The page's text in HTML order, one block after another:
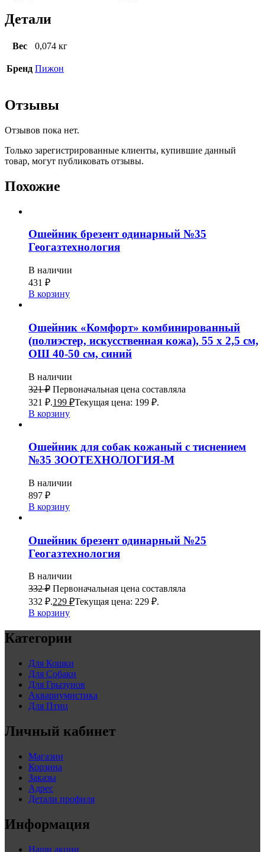
Детали
Вес 0,074 кг
Бренд Пижон
Отзывы
Отзывов пока нет.
Только зарегистрированные клиенты, купившие данный
товар, могут публиковать отзывы.
Похожие
Ошейник брезент одинарный №35
Геогазтехнология
В наличии
431 ₽
В корзину
Ошейник «Комфорт» комбинированный
(полиэстер, искусственная кожа), 55 х 2,5 см,
ОШ 40-50 см, синий
В наличии
321₽ Первоначальная цена составляла
321 ₽.199 ₽Текущая цена: 199 ₽.
В корзину
Ошейник для собак кожаный с тиснением
№35 ЗООТЕХНОЛОГИЯ-М
В наличии
897 ₽
В корзину
Ошейник брезент одинарный №25
Геогазтехнология
В наличии
332₽ Первоначальная цена составляла
332 ₽.229 ₽Текущая цена: 229 ₽.
В корзину
Категории
Для Кошки
Для Собаки
Для Грызунов
Аквариумистика
Для Птиц
Личный кабинет
Магазин
Корзина
Заказы
Адрес
Детали профиля
Информация
Наши акции